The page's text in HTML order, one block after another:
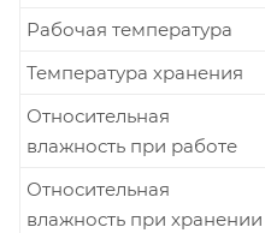
Рабочая температура
Температура хранения
Относительная
влажность при работе
Относительная
влажность при хранении